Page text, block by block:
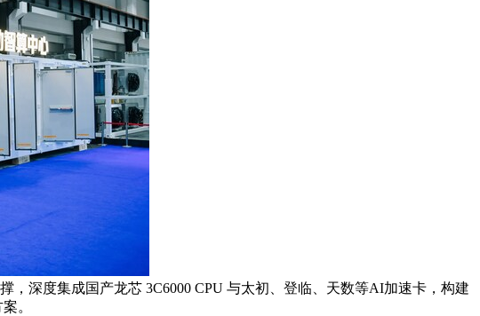
深度集成国产龙芯 3C6000 CPU 与太初、登临、天数等AI加速卡，构建
。